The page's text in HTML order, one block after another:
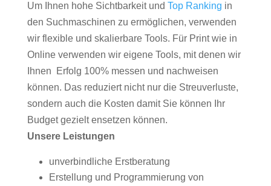
Um Ihnen hohe Sichtbarkeit und Top Ranking in
den Suchmaschinen zu ermöglichen, verwenden
wir flexible und skalierbare Tools. Für Print wie in
Online verwenden wir eigene Tools, mit denen wir
Ihnen Erfolg 100% messen und nachweisen
können. Das reduziert nicht nur die Streuverluste,
sondern auch die Kosten damit Sie können Ihr
Budget gezielt ensetzen können.
Unsere Leistungen
unverbindliche Erstberatung
Erstellung und Programmierung von